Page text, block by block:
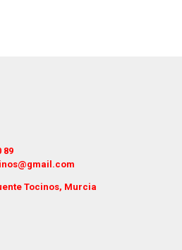
89
Tocinos, Murcia